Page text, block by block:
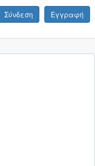
Σύνδεση Εγγραφή